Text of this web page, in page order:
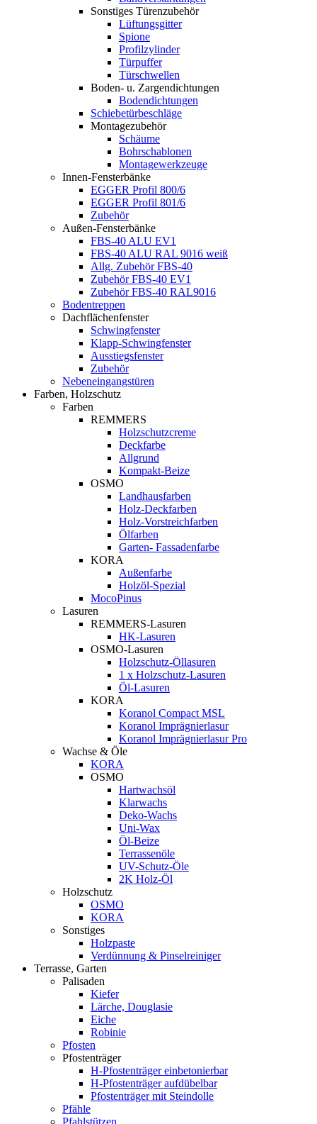
Sonstiges Türenzubehör
Lüftungsgitter
Spione
Profilzylinder
Türpuffer
Türschwellen
Boden- u. Zargendichtungen
Bodendichtungen
Schiebetürbeschläge
Montagezubehör
Schäume
Bohrschablonen
Montagewerkzeuge
Innen-Fensterbänke
EGGER Profil 800/6
EGGER Profil 801/6
Zubehör
Außen-Fensterbänke
FBS-40 ALU EV1
FBS-40 ALU RAL 9016 weiß
Allg. Zubehör FBS-40
Zubehör FBS-40 EV1
Zubehör FBS-40 RAL9016
Bodentreppen
Dachflächenfenster
Schwingfenster
Klapp-Schwingfenster
Ausstiegsfenster
Zubehör
Nebeneingangstüren
Farben, Holzschutz
Farben
REMMERS
Holzschutzcreme
Deckfarbe
Allgrund
Kompakt-Beize
OSMO
Landhausfarben
Holz-Deckfarben
Holz-Vorstreichfarben
Ölfarben
Garten- Fassadenfarbe
KORA
Außenfarbe
Holzöl-Spezial
MocoPinus
Lasuren
REMMERS-Lasuren
HK-Lasuren
OSMO-Lasuren
Holzschutz-Öllasuren
1 x Holzschutz-Lasuren
Öl-Lasuren
KORA
Koranol Compact MSL
Koranol Imprägnierlasur
Koranol Imprägnierlasur Pro
Wachse & Öle
KORA
OSMO
Hartwachsöl
Klarwachs
Deko-Wachs
Uni-Wax
Öl-Beize
Terrassenöle
UV-Schutz-Öle
2K Holz-Öl
Holzschutz
OSMO
KORA
Sonstiges
Holzpaste
Verdünnung & Pinselreiniger
Terrasse, Garten
Palisaden
Kiefer
Lärche, Douglasie
Eiche
Robinie
Pfosten
Pfostenträger
H-Pfostenträger einbetonierbar
H-Pfostenträger aufdübelbar
Pfostenträger mit Steindolle
Pfähle
Pfahlstützen